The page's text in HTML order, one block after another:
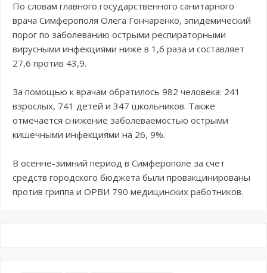
По словам главного государственного санитарного
врача Симферополя Олега Гончаренко, эпидемический
порог по заболеванию острыми респираторными
вирусными инфекциями ниже в 1,6 раза и составляет
27,6 против 43,9.
За помощью к врачам обратилось 982 человека: 241
взрослых, 741 детей и 347 школьников. Также
отмечается снижение заболеваемостью острыми
кишечными инфекциями на 26, 9%.
В осенне-зимний период в Симферополе за счет
средств городского бюджета были провакцинированы
против гриппа и ОРВИ 790 медицинских работников.